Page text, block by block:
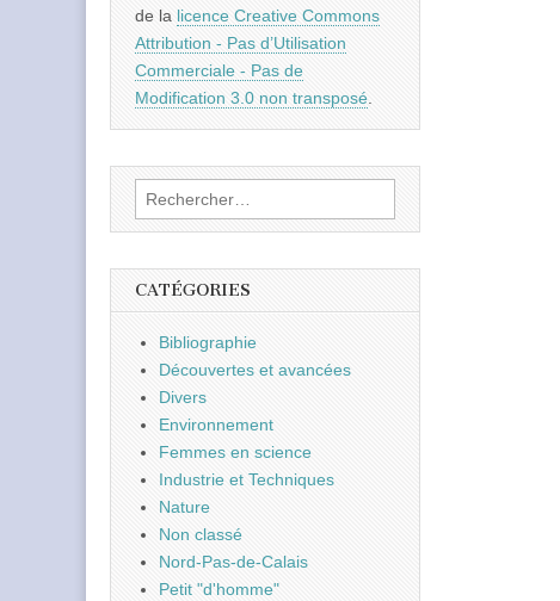
de la licence Creative Commons
Attribution - Pas d’Utilisation
Commerciale - Pas de
Modification 3.0 non transposé.
Rechercher :
CATÉGORIES
Bibliographie
Découvertes et avancées
Divers
Environnement
Femmes en science
Industrie et Techniques
Nature
Non classé
Nord-Pas-de-Calais
Petit "d'homme"